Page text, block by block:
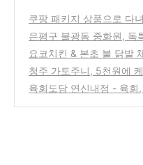
쿠팡 패키지 상품으로 다
여행 정보(비용, 여행지,
정 등 안내)
(2)
은평구 불광동 중화원, 독
유명한 중국요리 추천 맛
요코치킨 & 본초 불 닭발
5천원짜리 저렴하고, 맛있
식기
(0)
청주 가토주니, 5천원에
스(케익 뷔페)
(8)
육회도담 연신내점 - 육회